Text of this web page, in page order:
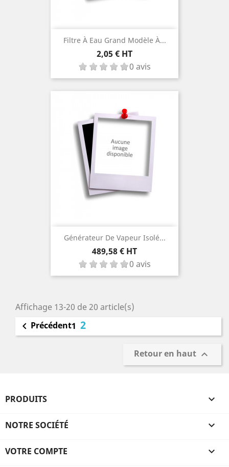
Filtre À Eau Grand Modèle À...
Prix
2,05 € HT
0 avis
Générateur De Vapeur Isolé...
Prix
489,58 € HT
0 avis
Affichage 13-20 de 20 article(s)
 Précédent1 2
Retour en haut 
PRODUITS 
NOTRE SOCIÉTÉ 
VOTRE COMPTE 